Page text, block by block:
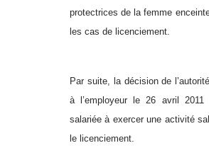
protectrices de la femme
les cas de licenciement.
Par suite, la décision de
à l’employeur le 26 avril 2011
salariée à exercer une activité
le licenciement.